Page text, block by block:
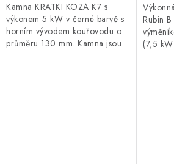
Kamna KRATKI KOZA K7 s
výkonem 5 kW v černé barvě s
horním vývodem kouřovodu o
průměru 130 mm. Kamna jsou
Rubin
(7,5